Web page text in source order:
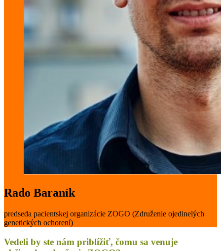
Rado Baraník
predseda pacientskej organizácie ZOGO (Združenie ojedinelých
genetických ochorení)
Vedeli by ste nám priblížiť, čomu sa venuje